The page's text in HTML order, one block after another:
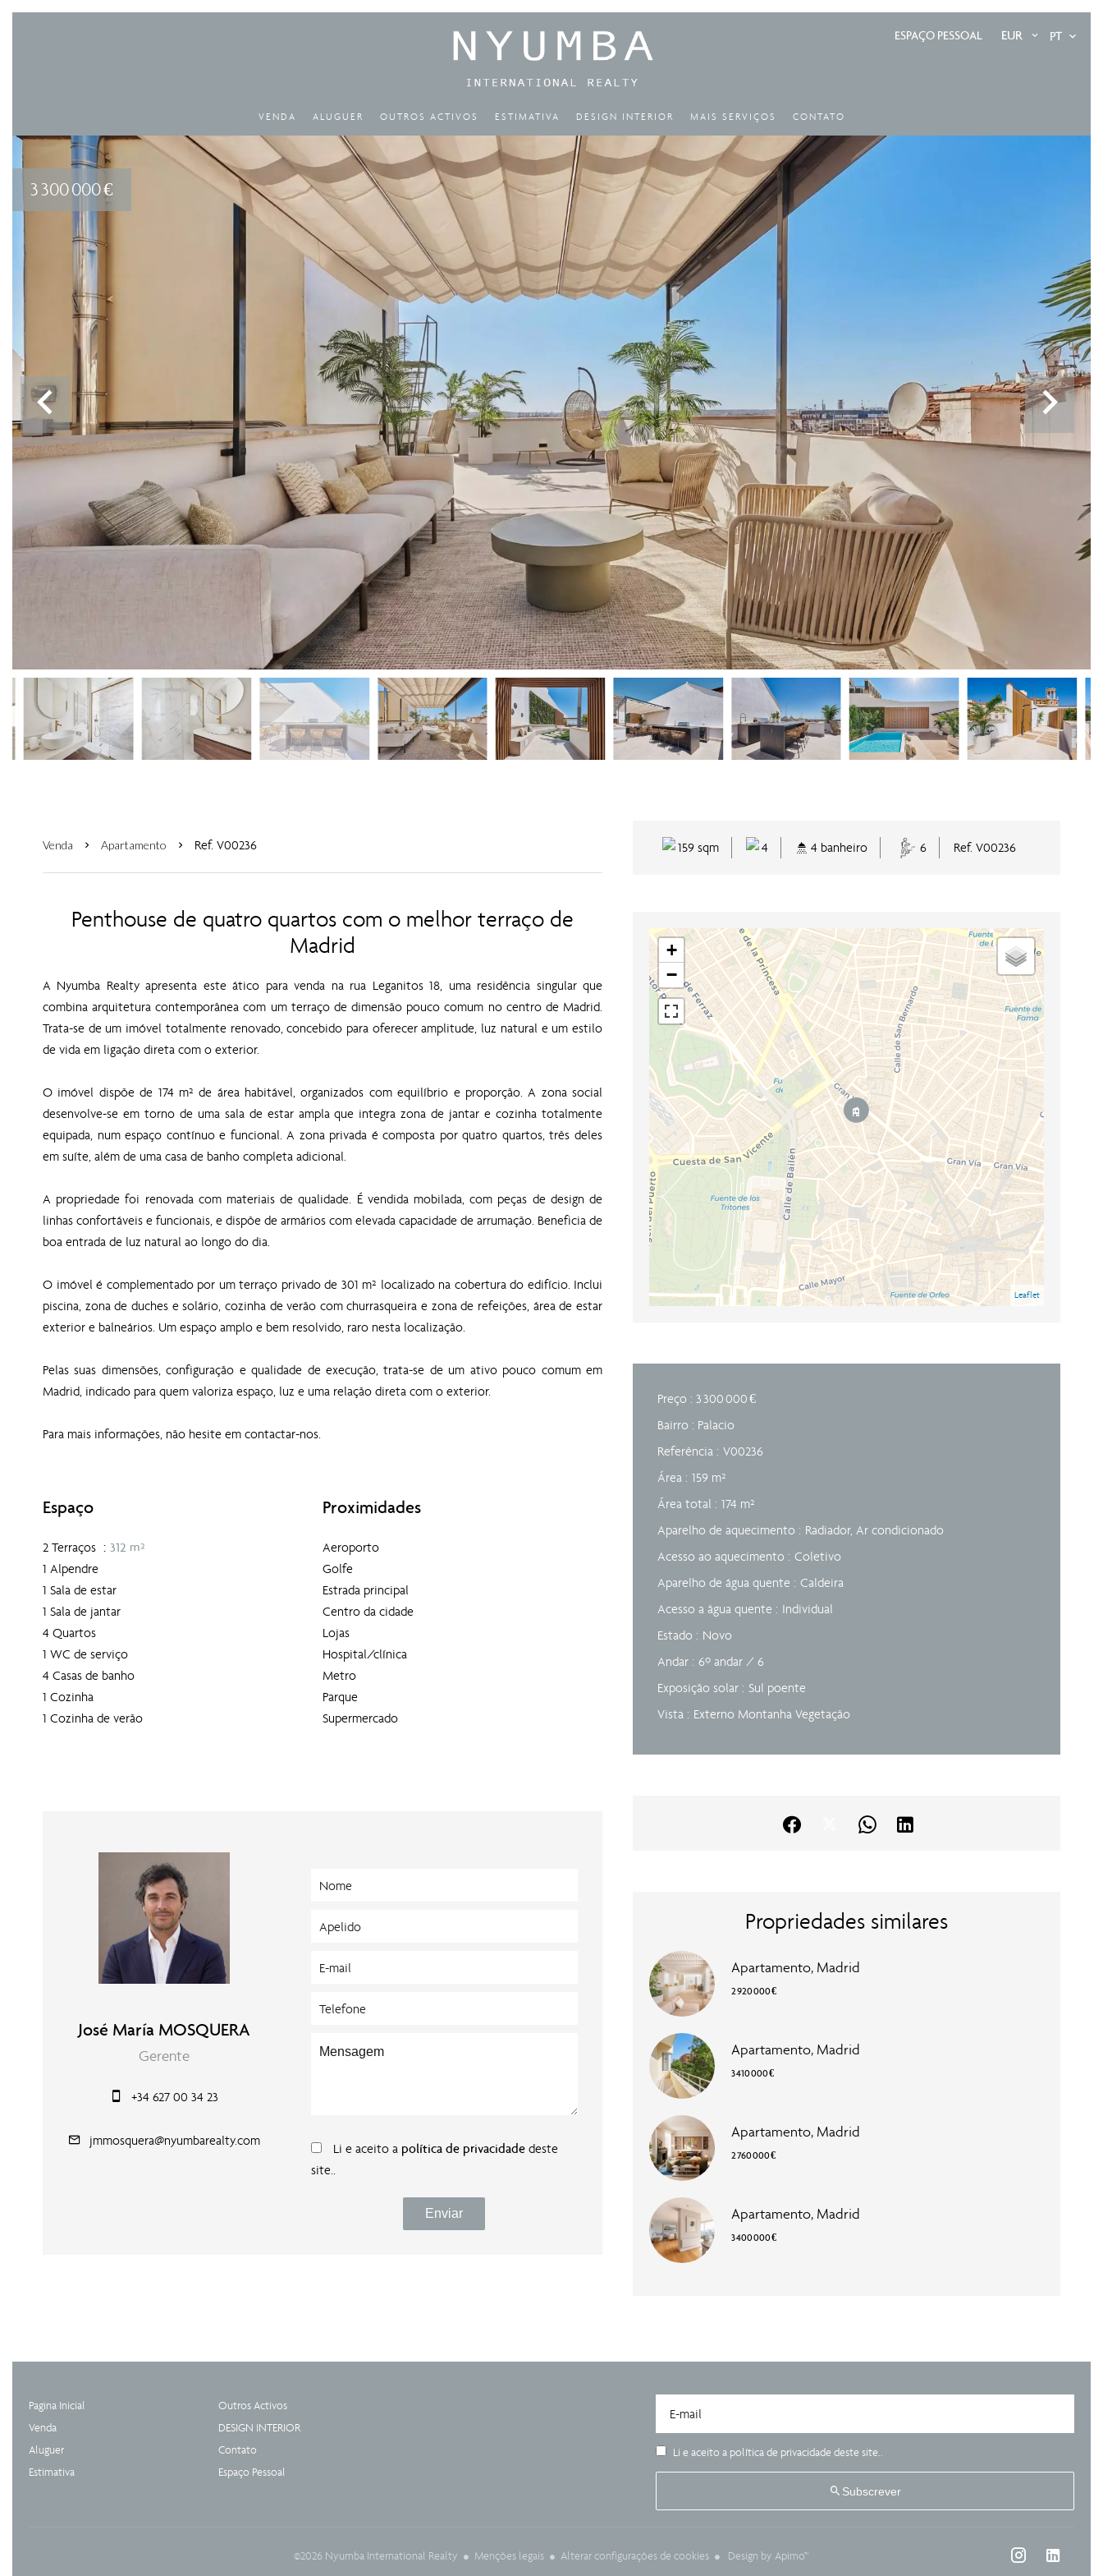
ESPAÇO PESSOAL EUR PT
VENDA ALUGUER OUTROS ACTIVOS ESTIMATIVA DESIGN INTERIOR MAIS SERVIÇOS CONTATO
3 300 000 €
Venda Apartamento Ref. V00236
Penthouse de quatro quartos com o melhor terraço de
Madrid
A Nyumba Realty apresenta este ático para venda na rua Leganitos 18, uma residência singular que
combina arquitetura contemporânea com um terraço de dimensão pouco comum no centro de Madrid.
Trata-se de um imóvel totalmente renovado, concebido para oferecer amplitude, luz natural e um estilo
de vida em ligação direta com o exterior.
O imóvel dispõe de 174 m² de área habitável, organizados com equilíbrio e proporção. A zona social
desenvolve-se em torno de uma sala de estar ampla que integra zona de jantar e cozinha totalmente
equipada, num espaço contínuo e funcional. A zona privada é composta por quatro quartos, três deles
em suíte, além de uma casa de banho completa adicional.
A propriedade foi renovada com materiais de qualidade. É vendida mobilada, com peças de design de
linhas confortáveis e funcionais, e dispõe de armários com elevada capacidade de arrumação. Beneficia de
boa entrada de luz natural ao longo do dia.
O imóvel é complementado por um terraço privado de 301 m² localizado na cobertura do edifício. Inclui
piscina, zona de duches e solário, cozinha de verão com churrasqueira e zona de refeições, área de estar
exterior e balneários. Um espaço amplo e bem resolvido, raro nesta localização.
Pelas suas dimensões, configuração e qualidade de execução, trata-se de um ativo pouco comum em
Madrid, indicado para quem valoriza espaço, luz e uma relação direta com o exterior.
Para mais informações, não hesite em contactar-nos.
Espaço
2 Terraços
312 m²
1 Alpendre
1 Sala de estar
1 Sala de jantar
4 Quartos
1 WC de serviço
4 Casas de banho
1 Cozinha
1 Cozinha de verão
Proximidades
Aeroporto
Golfe
Estrada principal
Centro da cidade
Lojas
Hospital/clínica
Metro
Parque
Supermercado
José María MOSQUERA
Gerente
+34 627 00 34 23
jmmosquera@nyumbarealty.com
Li e aceito a política de privacidadedeste
site..
Enviar
159 sqm 4 4 banheiro 6 Ref. V00236
+
−
Leaflet
Preço : 3 300 000 €
Bairro : Palacio
Referência
V00236
Área
159 m²
Área total
174 m²
Aparelho de aquecimento
Radiador, Ar condicionado
Acesso ao aquecimento
Coletivo
Aparelho de água quente
Caldeira
Acesso a água quente
Individual
Estado
Novo
Andar
6º andar / 6
Exposição solar
Sul poente
Vista
Externo Montanha Vegetação
Propriedades similares
Apartamento, Madrid
2 920 000 €
Apartamento, Madrid
3 410 000 €
Apartamento, Madrid
2 760 000 €
Apartamento, Madrid
3 400 000 €
Li e aceito a política de privacidade deste site..
Subscrever
Pagina Inicial
Venda
Aluguer
Estimativa
Outros Activos
DESIGN INTERIOR
Contato
Espaço Pessoal
©2026 Nyumba International Realty Menções legais Alterar configurações de cookies Design by Apimo™